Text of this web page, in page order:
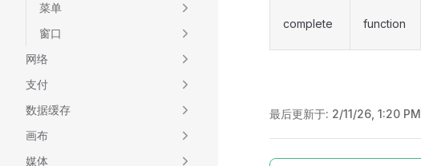
菜单
窗口
网络
支付
数据缓存
画布
媒体
complete function
最后更新于: 2/11/26, 1:20 PM